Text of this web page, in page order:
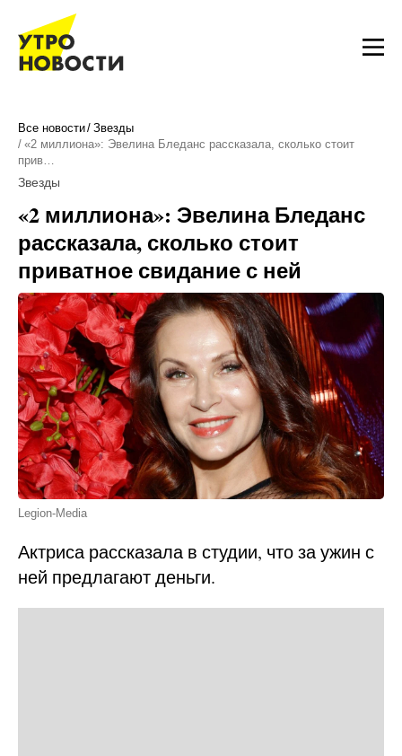
Все новости Звезды
«2 миллиона»: Эвелина Бледанс рассказала, сколько стоит
прив…
Звезды
«2 миллиона»: Эвелина Бледанс
рассказала, сколько стоит
приватное свидание с ней
Legion-Media
Актриса рассказала в студии, что за ужин с
ней предлагают деньги.